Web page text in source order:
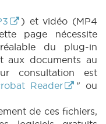
) et vidéo (MP4
page nécessite
du plug-in
aux documents au
consultation est
Reader
" ou
de ces fichiers,